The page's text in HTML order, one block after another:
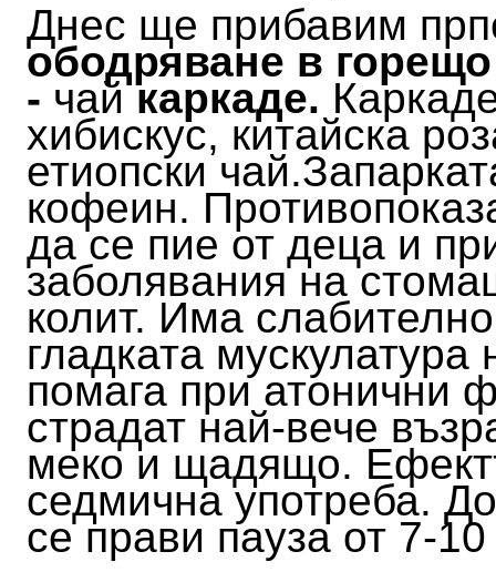
Днес ще прибавим
ободряване в
- чайкаркаде.
хибискус, китайска
етиопски чай.
кофеин.
да се пие от деца и
заболявания на
колит. Има
гладката
помага при атонични
страдат най-вече
меко и щадящо.
седмична употреба.
се прави пауза от 7-